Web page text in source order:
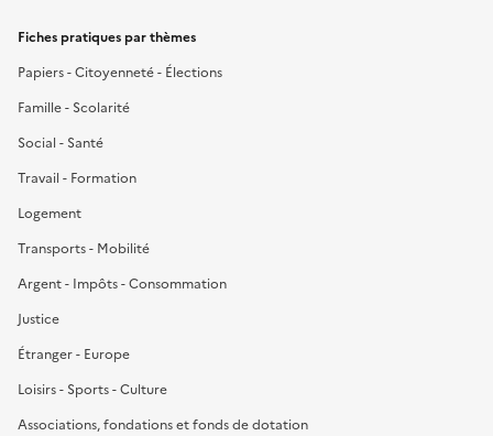
Fiches pratiques par thèmes
Papiers - Citoyenneté - Élections
Famille - Scolarité
Social - Santé
Travail - Formation
Logement
Transports - Mobilité
Argent - Impôts - Consommation
Justice
Étranger - Europe
Loisirs - Sports - Culture
Associations, fondations et fonds de dotation